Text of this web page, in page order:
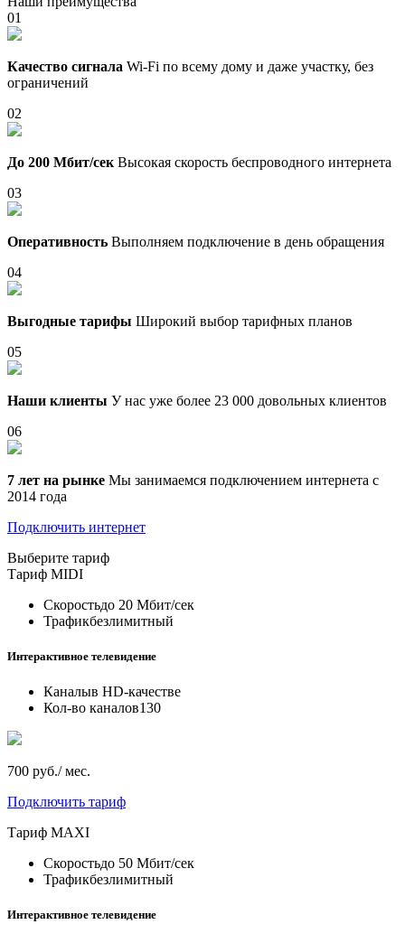
01
Качество сигнала Wi-Fi по всему дому и даже участку, без
ограничений
02
До 200 Мбит/сек Высокая скорость беспроводного интернета
03
Оперативность Выполняем подключение в день обращения
04
Выгодные тарифы Широкий выбор тарифных планов
05
Наши клиенты У нас уже более 23 000 довольных клиентов
06
7 лет на рынке Мы занимаемся подключением интернета с
2014 года
Подключить интернет
Выберите тариф
Тариф MIDI
Скоростьдо 20 Мбит/сек
Трафикбезлимитный
Интерактивное телевидение
Каналыв HD-качестве
Кол-во каналов130
700 руб./ мес.
Подключить тариф
Тариф MAXI
Скоростьдо 50 Мбит/сек
Трафикбезлимитный
Интерактивное телевидение